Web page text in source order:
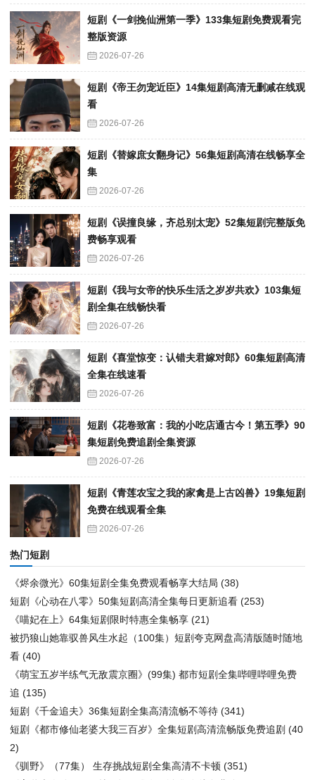
短剧《一剑挽仙洲第一季》133集短剧免费观看完
整版资源
2026-07-26
短剧《帝王勿宠近臣》14集短剧高清无删减在线观
看
2026-07-26
短剧《替嫁庶女翻身记》56集短剧高清在线畅享全
集
2026-07-26
短剧《误撞良缘，齐总别太宠》52集短剧完整版免
费畅享观看
2026-07-26
短剧《我与女帝的快乐生活之岁岁共欢》103集短
剧全集在线畅快看
2026-07-26
短剧《喜堂惊变：认错夫君嫁对郎》60集短剧高清
全集在线速看
2026-07-26
短剧《花卷致富：我的小吃店通古今！第五季》90
集短剧免费追剧全集资源
2026-07-26
短剧《青莲农宝之我的家禽是上古凶兽》19集短剧
免费在线观看全集
2026-07-26
热门短剧
《烬余微光》60集短剧全集免费观看畅享大结局 (38)
短剧《心动在八零》50集短剧高清全集每日更新追看 (253)
《喵妃在上》64集短剧限时特惠全集畅享 (21)
被扔狼山她靠驭兽风生水起（100集）短剧夸克网盘高清版随时随地
看 (40)
《萌宝五岁半练气无敌震京圈》(99集) 都市短剧全集哔哩哔哩免费
追 (135)
短剧《千金追夫》36集短剧全集高清流畅不等待 (341)
短剧《都市修仙老婆大我三百岁》全集短剧高清流畅版免费追剧 (40
2)
《驯野》（77集） 生存挑战短剧全集高清不卡顿 (351)